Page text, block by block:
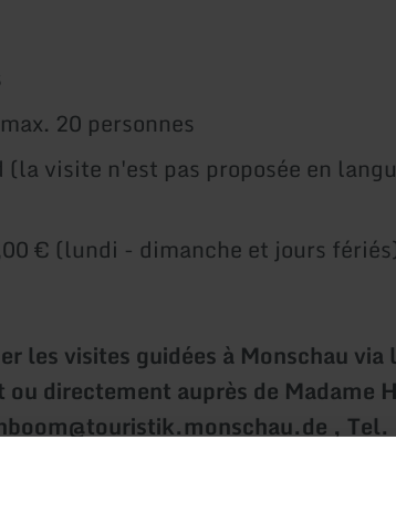
20 personnes
visite n'est pas proposée en
€ (lundi - dimanche et jours
les visites guidées à Monschau via
directement auprès de Madame
,